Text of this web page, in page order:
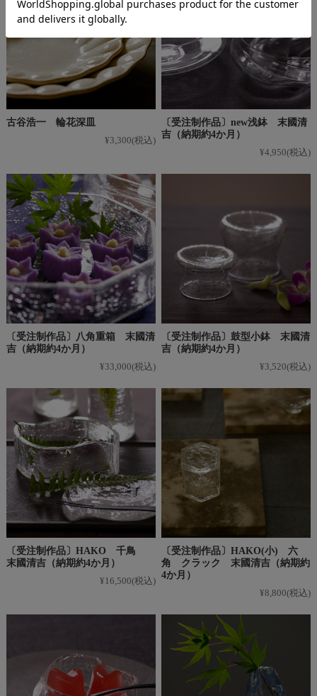
古谷浩一 輪花深皿
¥3,300(税込)
〔受注制作品〕new浅鉢 末國清
吉（納期約4か月）
¥4,950(税込)
〔受注制作品〕八角重箱 末國清
吉（納期約4か月）
¥33,000(税込)
〔受注制作品〕鼓型小鉢 末國清
吉（納期約4か月）
¥3,520(税込)
〔受注制作品〕HAKO 千鳥
末國清吉（納期約4か月）
¥16,500(税込)
〔受注制作品〕HAKO(小) 六
角 クラック 末國清吉（納期約
4か月）
¥8,800(税込)